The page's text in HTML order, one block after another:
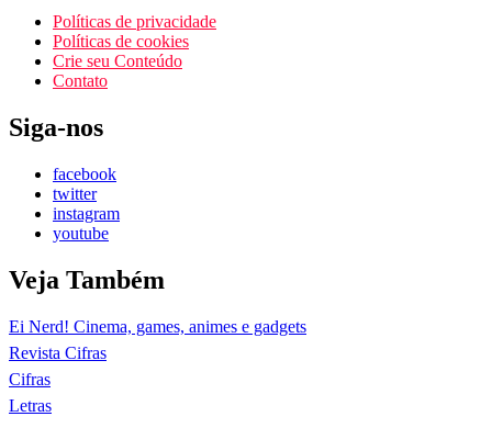
Políticas de privacidade
Políticas de cookies
Crie seu Conteúdo
Contato
Siga-nos
facebook
twitter
instagram
youtube
Veja Também
Ei Nerd! Cinema, games, animes e gadgets
Revista Cifras
Cifras
Letras